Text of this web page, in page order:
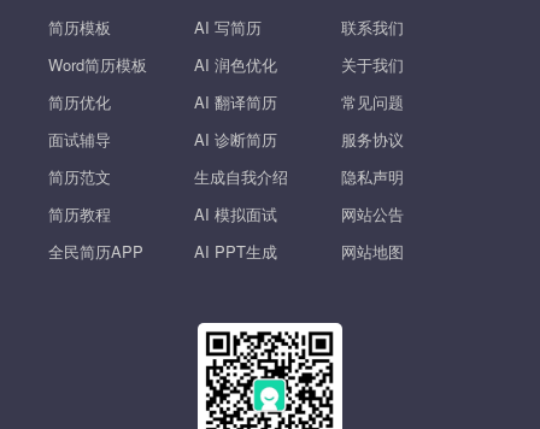
简历模板
Word简历模板
简历优化
面试辅导
简历范文
简历教程
全民简历APP
AI 写简历
AI 润色优化
AI 翻译简历
AI 诊断简历
生成自我介绍
AI 模拟面试
AI PPT生成
联系我们
关于我们
常见问题
服务协议
隐私声明
网站公告
网站地图